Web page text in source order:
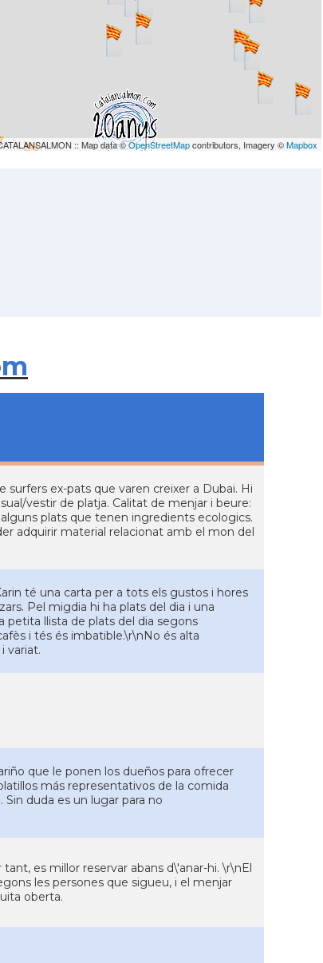
:: Map data ©OpenStreetMapcontributors, Imagery ©Mapbox
surfers ex-pats que varen creixer a Dubai. Hi
vestir de platja. Calitat de menjar i beure:
plats que tenen ingredients ecologics.
adquirir material relacionat amb el mon del
té una carta per a tots els gustos i hores
Pel migdia hi ha plats del dia i una
petita llista de plats del dia segons
i tés és imbatible.\r\nNo és alta
variat.
que le ponen los dueños para ofrecer
más representativos de la comida
duda es un lugar para no
es millor reservar abans d\'anar-hi. \r\nEl
les persones que sigueu, i el menjar
oberta.